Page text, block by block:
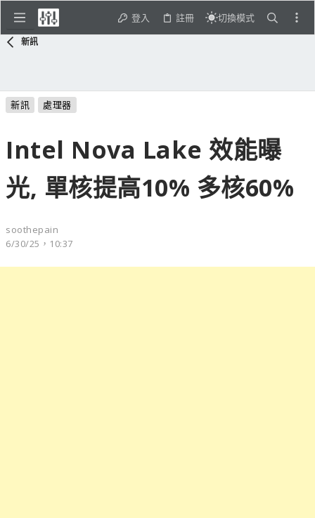
登入 註冊 切換模式
新訊
新訊 處理器
Intel Nova Lake 效能曝
光, 單核提高10% 多核60%
soothepain
6/30/25，10:37